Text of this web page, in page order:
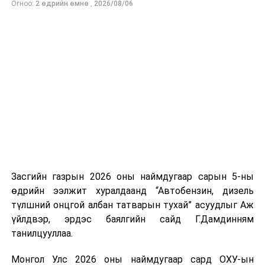
нийлүүлэлтийг тогтворжуулах хүрээнд бусад эх
Огноо: 2 өдрийн өмнө , 2026/08/06
Засгийн газрын 2026 оны наймдугаар сарын 5-ны
өдрийн ээлжит хуралдаанд “Автобензин, дизель
түлшний онцгой албан татварын тухай” асуудлыг Аж
үйлдвэр, эрдэс баялгийн сайд Г.Дамдинням
танилцууллаа.
Монгол Улс 2026 оны наймдугаар сард ОХУ-ын